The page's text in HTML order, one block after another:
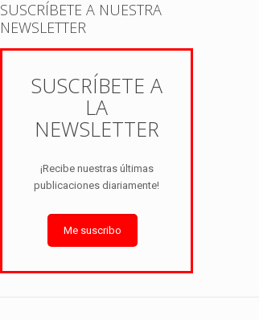
SUSCRÍBETE A NUESTRA
NEWSLETTER
SUSCRÍBETE A
LA
NEWSLETTER
¡Recibe nuestras últimas
publicaciones diariamente!
Me suscribo